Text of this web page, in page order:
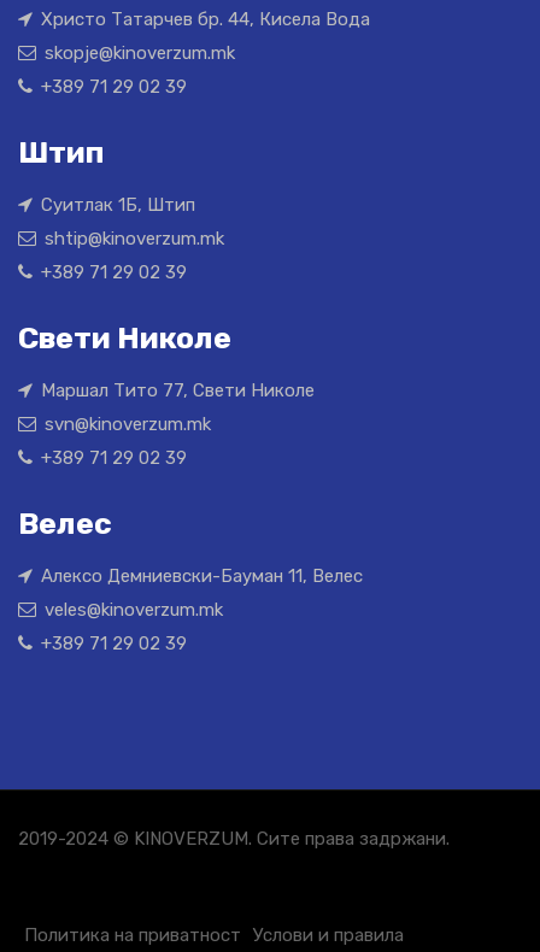
Христо Татарчев бр. 44, Кисела Вода
skopje@kinoverzum.mk
+389 71 29 02 39
Штип
Суитлак 1Б, Штип
shtip@kinoverzum.mk
+389 71 29 02 39
Свети Николе
Маршал Тито 77, Свети Николе
svn@kinoverzum.mk
+389 71 29 02 39
Велес
Алексо Демниевски-Бауман 11, Велес
veles@kinoverzum.mk
+389 71 29 02 39
2019-2024 © KINOVERZUM. Сите права задржани.
Политика на приватност Услови и правила